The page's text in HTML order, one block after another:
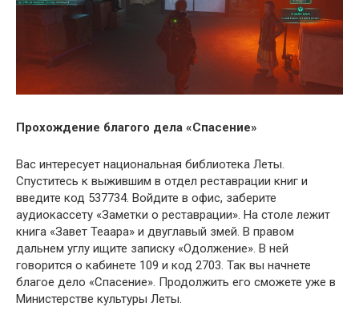
Прохождение благого дела «Спасение»
Вас интересует национальная библиотека Леты.
Спуститесь к выжившим в отдел реставрации книг и
введите код 537734. Войдите в офис, заберите
аудиокассету «Заметки о реставрации». На столе лежит
книга «Завет Теаара» и двуглавый змей. В правом
дальнем углу ищите записку «Одолжение». В ней
говорится о кабинете 109 и код 2703. Так вы начнете
благое дело «Спасение». Продолжить его сможете уже в
Министерстве культуры Леты.